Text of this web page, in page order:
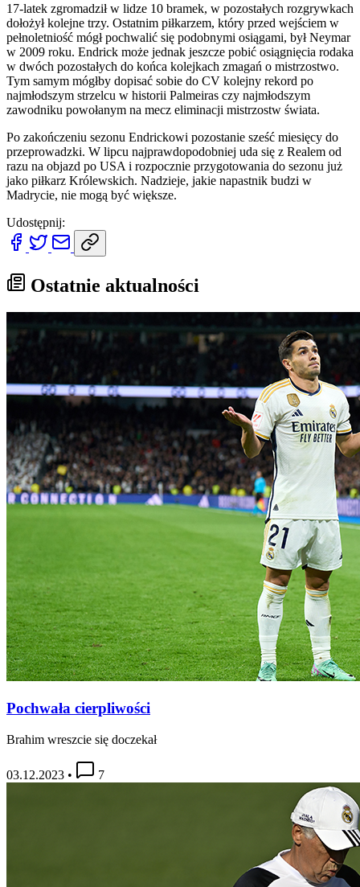
17-latek zgromadził w lidze 10 bramek, w pozostałych rozgrywkach
dołożył kolejne trzy. Ostatnim piłkarzem, który przed wejściem w
pełnoletniość mógł pochwalić się podobnymi osiągami, był Neymar
w 2009 roku. Endrick może jednak jeszcze pobić osiągnięcia rodaka
w dwóch pozostałych do końca kolejkach zmagań o mistrzostwo.
Tym samym mógłby dopisać sobie do CV kolejny rekord po
najmłodszym strzelcu w historii Palmeiras czy najmłodszym
zawodniku powołanym na mecz eliminacji mistrzostw świata.
Po zakończeniu sezonu Endrickowi pozostanie sześć miesięcy do
przeprowadzki. W lipcu najprawdopodobniej uda się z Realem od
razu na objazd po USA i rozpocznie przygotowania do sezonu już
jako piłkarz Królewskich. Nadzieje, jakie napastnik budzi w
Madrycie, nie mogą być większe.
Udostępnij:
Ostatnie aktualności
Pochwała cierpliwości
Brahim wreszcie się doczekał
03.12.2023 • 7